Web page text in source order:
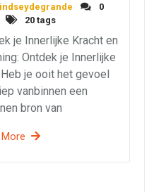
0
20 tags
je Innerlijke Kracht en
Ontdek je Innerlijke
je ooit het gevoel
vanbinnen een
bron van